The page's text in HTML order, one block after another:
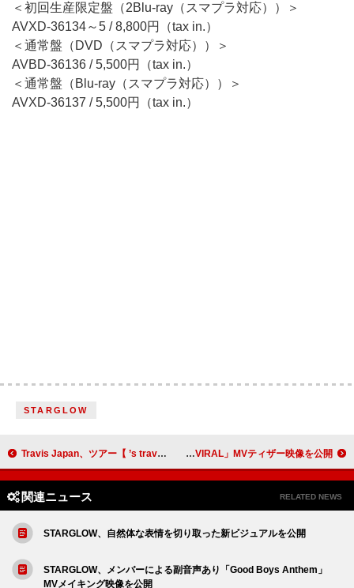
＜初回生産限定盤（2Blu-ray（スマプラ対応））＞
AVXD-36134～5 / 8,800円（tax in.）
＜通常盤（DVD（スマプラ対応））＞
AVBD-36136 / 5,500円（tax in.）
＜通常盤（Blu-ray（スマプラ対応））＞
AVXD-36137 / 5,500円（tax in.）
STARGLOW
Travis Japan、ツアー【 ’s travelers】映像作品のジャケット＆完全生産限定盤グッズデザインを公開 BOYNEXTDOOR、“あの頃のK-POP”を思い起こさせる「VIRAL」MVティザー映像を公開
関連ニュース RELATED NEWS
STARGLOW、自然体な表情を切り取った新ビジュアルを公開
STARGLOW、メンバーによる副音声あり「Good Boys Anthem」
MVメイキング映像を公開